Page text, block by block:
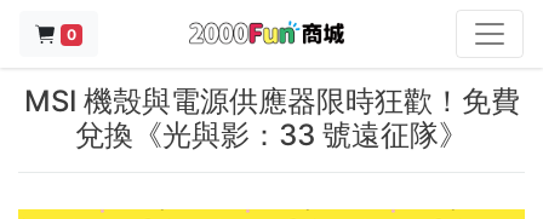
0
MSI 機殼與電源供應器限時狂歡！免費
兌換《光與影：33 號遠征隊》